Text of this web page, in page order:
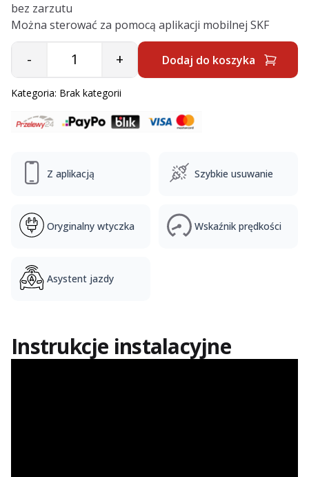
bez zarzutu
Można sterować za pomocą aplikacji mobilnej SKF
Quantity
- + Dodaj do koszyka
Kategoria: Brak kategorii
Z aplikacją Szybkie usuwanie
Oryginalny wtyczka Wskaźnik prędkości
Asystent jazdy
Instrukcje instalacyjne